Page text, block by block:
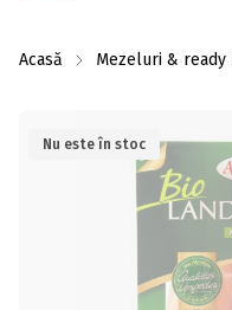
Acasă Mezeluri & ready
Nu este în stoc